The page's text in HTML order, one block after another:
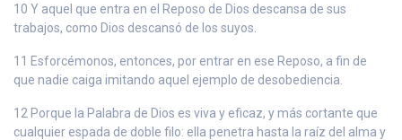
10 Y aquel que entra en el Reposo de Dios descansa de sus
trabajos, como Dios descansó de los suyos.
11 Esforcémonos, entonces, por entrar en ese Reposo, a fin de
que nadie caiga imitando aquel ejemplo de desobediencia.
12 Porque la Palabra de Dios es viva y eficaz, y más cortante que
cualquier espada de doble filo: ella penetra hasta la raíz del alma y